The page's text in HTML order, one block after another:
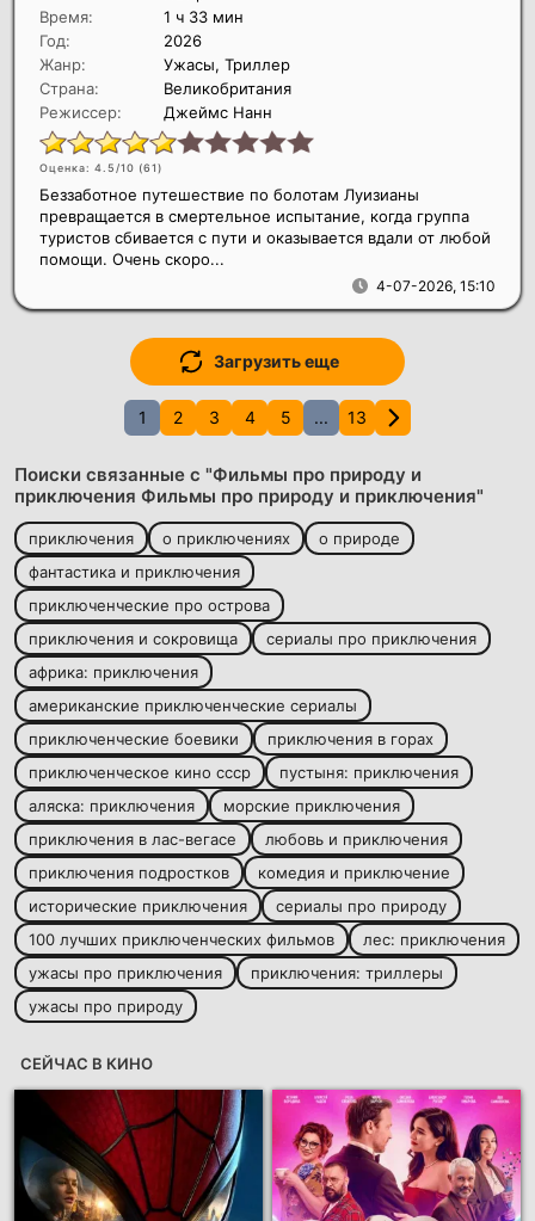
Время:
1 ч 33 мин
Год:
2026
Жанр:
Ужасы, Триллер
Страна:
Великобритания
Режиссер:
Джеймс Нанн
Оценка: 4.5/10 (61)
4-07-2026, 15:10
Беззаботное путешествие по болотам Луизианы
превращается в смертельное испытание, когда группа
туристов сбивается с пути и оказывается вдали от любой
помощи. Очень скоро...
Загрузить еще
1 2 3 4 5 ... 13
Поиски связанные с "Фильмы про природу и
приключения Фильмы про природу и приключения"
приключения о приключениях
о природе
фантастика и приключения
приключенческие про острова
приключения и сокровища
сериалы про приключения
африка: приключения
американские приключенческие сериалы
приключенческие боевики
приключения в горах
приключенческое кино ссср
пустыня: приключения
аляска: приключения
морские приключения
приключения в лас-вегасе
любовь и приключения
приключения подростков
комедия и приключение
исторические приключения
сериалы про природу
100 лучших приключенческих фильмов
лес: приключения
ужасы про приключения
приключения: триллеры
ужасы про природу
СЕЙЧАС В КИНО